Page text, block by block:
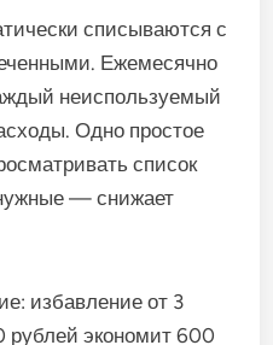
списываются с
Ежемесячно
неиспользуемый
Одно простое
список
— снижает
избавление от 3
рублей экономит 600